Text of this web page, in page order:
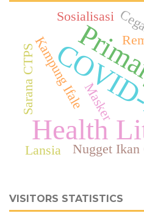
Health
Kampung Ifale
Nugget Ikan
Sarana CTPS Masker
Lansia
Sosialisasi
VISITORS STATISTICS